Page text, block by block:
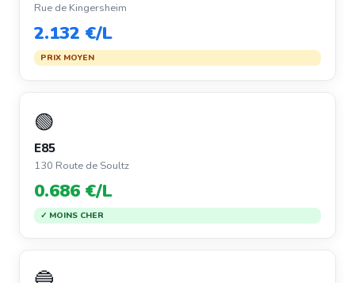
Rue de Kingersheim
2.132 €/L
PRIX MOYEN
🟢
E85
130 Route de Soultz
0.686 €/L
✓ MOINS CHER